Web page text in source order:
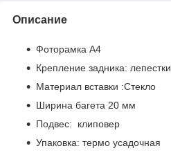
Описание
Фоторамка А4
Крепление задника: лепестки
Материал вставки :Стекло
Ширина багета 20 мм
Подвес: клиповер
Упаковка: термо усадочная